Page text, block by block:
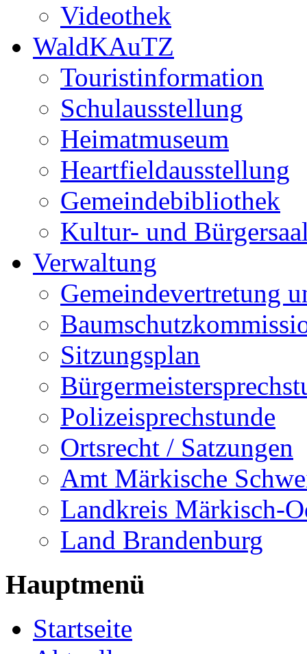
Videothek
WaldKAuTZ
Touristinformation
Schulausstellung
Heimatmuseum
Heartfieldausstellung
Gemeindebibliothek
Kultur- und
Verwaltung
Gemeindevertretung
Sitzungsplan
Polizeisprechstunde
Ortsrecht / Satzungen
Amt Märkische
Landkreis Märkisch-
Land Brandenburg
Hauptmenü
Startseite